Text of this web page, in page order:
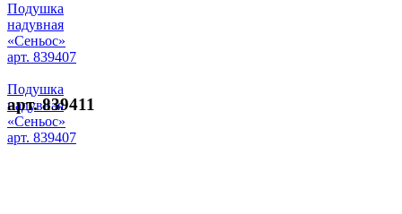
Подушка
надувная
«Сеньос»
арт. 839407
Подушка
надувная
«Сеньос»
арт. 839407
арт. 839411